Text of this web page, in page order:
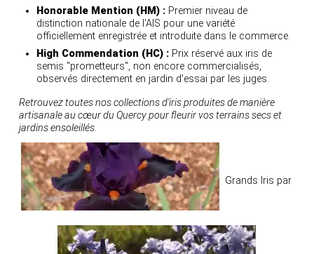
Honorable Mention (HM) : Premier niveau de
distinction nationale de l'AIS pour une variété
officiellement enregistrée et introduite dans le commerce.
High Commendation (HC) : Prix réservé aux iris de
semis "prometteurs", non encore commercialisés,
observés directement en jardin d'essai par les juges.
Retrouvez toutes nos collections d'iris produites de manière
artisanale au cœur du Quercy pour fleurir vos terrains secs et
jardins ensoleillés.
Grands Iris par